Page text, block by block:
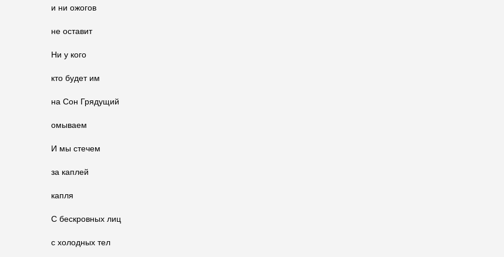
и ни ожогов
не оставит
Ни у кого
кто будет им
на Сон Грядущий
омываем
И мы стечем
за каплей
капля
С бескровных лиц
с холодных тел